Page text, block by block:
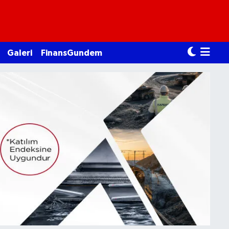
Galeri FinansGundem